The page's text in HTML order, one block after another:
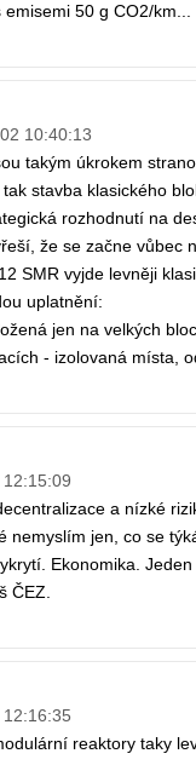
50 g CO2/km...
10:40:13
takým úkrokem
stavba klasického
rozhodnutí na
že se začne vůbec
SMR vyjde levněji
uplatnění:
jen na velkých
- izolovaná místa,
a nízké
nemyslím jen, co se
Ekonomika.
ČEZ.
reaktory taky